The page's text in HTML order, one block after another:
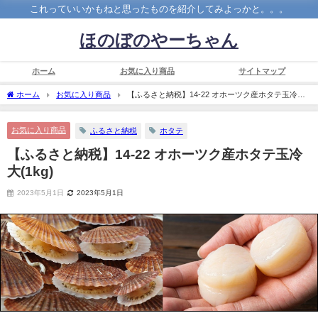
これっていいかもねと思ったものを紹介してみよっかと。。。
ほのぼのやーちゃん
ホーム お気に入り商品 サイトマップ
ホーム お気に入り商品
【ふるさと納税】14-22 オホーツク産ホタテ玉冷大
(1kg)
お気に入り商品 ふるさと納税 ホタテ
【ふるさと納税】14-22 オホーツク産ホタテ玉冷
大(1kg)
2023年5月1日 2023年5月1日